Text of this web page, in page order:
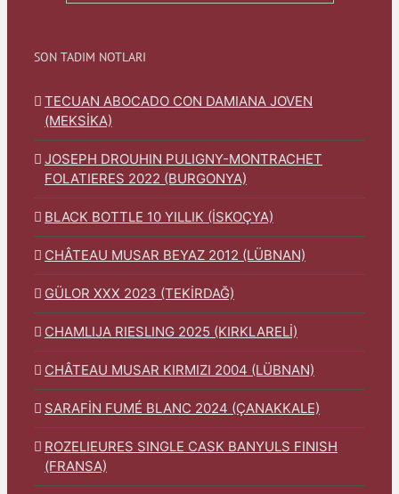
SON TADIM NOTLARI
TECUAN ABOCADO CON DAMIANA JOVEN
(MEKSİKA)
JOSEPH DROUHIN PULIGNY-MONTRACHET
FOLATIERES 2022 (BURGONYA)
BLACK BOTTLE 10 YILLIK (İSKOÇYA)
CHÂTEAU MUSAR BEYAZ 2012 (LÜBNAN)
GÜLOR XXX 2023 (TEKİRDAĞ)
CHAMLIJA RIESLING 2025 (KIRKLARELİ)
CHÂTEAU MUSAR KIRMIZI 2004 (LÜBNAN)
SARAFİN FUMÉ BLANC 2024 (ÇANAKKALE)
ROZELIEURES SINGLE CASK BANYULS FINISH
(FRANSA)